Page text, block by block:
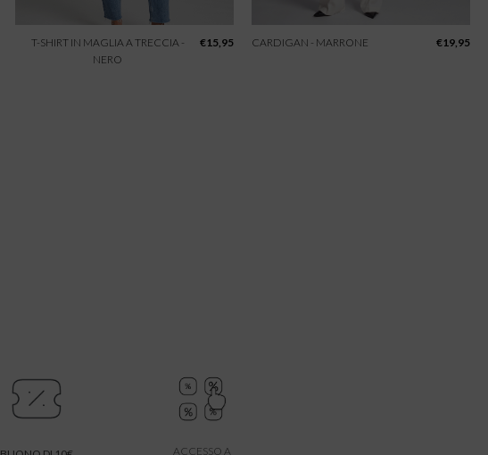
T-SHIRT IN MAGLIA A TRECCIA -
NERO
€15,95 CARDIGAN - MARRONE €19,95
ACCESSO A